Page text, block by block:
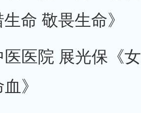
命 敬畏生命》
医医院 展光保《
》